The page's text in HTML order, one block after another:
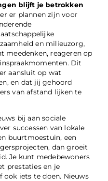
blijft je betrokken
er plannen zijn voor
en milieuzorg,
meedenken, reageren op
Dit
aansluit op wat
en dat jij gehoord
van afstand lijken te
bij aan sociale
successen van lokale
buurtmoestuin, een
dan groeit
Je kunt medebewoners
prestaties en je
ook iets te doen. Nieuws